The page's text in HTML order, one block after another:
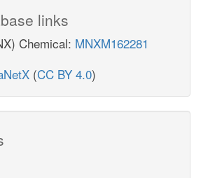
links
Chemical: MNXM162281
(CC BY 4.0)